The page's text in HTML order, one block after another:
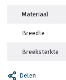
Materiaal
Breedte
Breeksterkte
Delen